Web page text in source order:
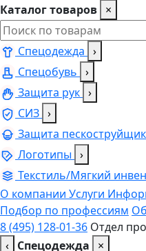
Каталог товаров ×
Спецодежда ›
Спецобувь ›
Защита рук ›
СИЗ ›
Защита
Логотипы ›
Текстиль/Мягкий
О компании Услуги
Подбор по профессиям
8 (495) 128-01-36 Отдел
‹ Спецодежда
×